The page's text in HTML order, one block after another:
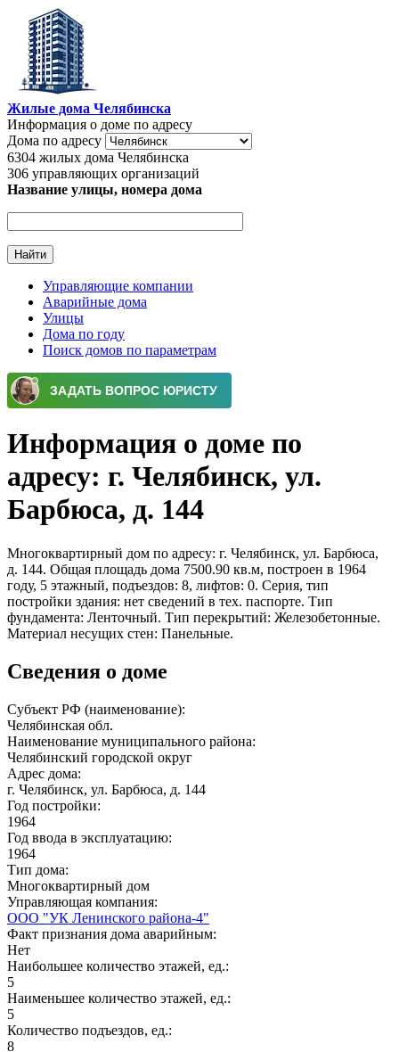
Перейти к основному содержанию
Жилые дома Челябинска
Информация о доме по адресу
Дома по адресу
6304 жилых дома Челябинска
306 управляющих организаций
Название улицы, номера дома
Главное меню
Управляющие компании
Аварийные дома
Улицы
Дома по году
Поиск домов по параметрам
Информация о доме по
адресу: г. Челябинск, ул.
Барбюса, д. 144
Многоквартирный дом по адресу: г. Челябинск, ул. Барбюса,
д. 144. Общая площадь дома 7500.90 кв.м, построен в 1964
году, 5 этажный, подъездов: 8, лифтов: 0. Серия, тип
постройки здания: нет сведений в тех. паспорте. Тип
фундамента: Ленточный. Тип перекрытий: Железобетонные.
Материал несущих стен: Панельные.
Сведения о доме
Субъект РФ (наименование):
Челябинская обл.
Наименование муниципального района:
Челябинский городской округ
Адрес дома:
г. Челябинск, ул. Барбюса, д. 144
Год постройки:
1964
Год ввода в эксплуатацию:
1964
Тип дома:
Многоквартирный дом
Управляющая компания:
ООО "УК Ленинского района-4"
Факт признания дома аварийным:
Нет
Наибольшее количество этажей, ед.:
5
Наименьшее количество этажей, ед.:
5
Количество подъездов, ед.:
8